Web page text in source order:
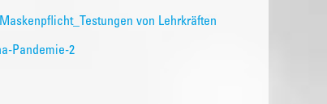
von Lehrkräften
Pandemie-2